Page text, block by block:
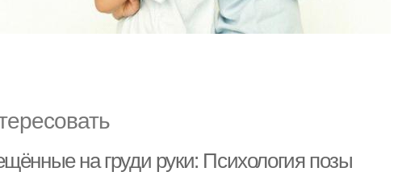
на груди руки: Психология позы